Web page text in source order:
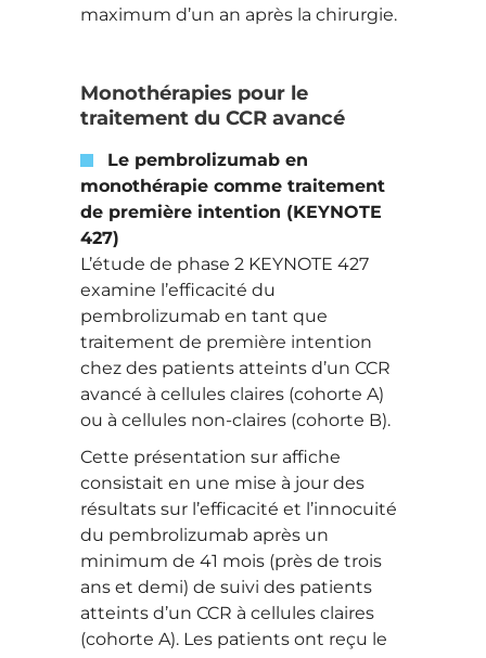
maximum d’un an après la chirurgie.
Monothérapies pour le
traitement du CCR avancé
Le pembrolizumab en
monothérapie comme traitement
de première intention (KEYNOTE
427)
L’étude de phase 2 KEYNOTE 427
examine l’efficacité du
pembrolizumab en tant que
traitement de première intention
chez des patients atteints d’un CCR
avancé à cellules claires (cohorte A)
ou à cellules non-claires (cohorte B).
Cette présentation sur affiche
consistait en une mise à jour des
résultats sur l’efficacité et l’innocuité
du pembrolizumab après un
minimum de 41 mois (près de trois
ans et demi) de suivi des patients
atteints d’un CCR à cellules claires
(cohorte A). Les patients ont reçu le